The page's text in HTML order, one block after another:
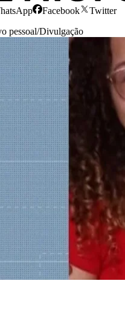
Facebook
Twitter
pessoal/Divulgação